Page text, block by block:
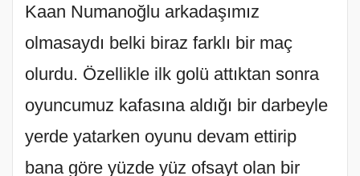
Kaan Numanoğlu arkadaşımız
olmasaydı belki biraz farklı bir maç
olurdu. Özellikle ilk golü attıktan sonra
oyuncumuz kafasına aldığı bir darbeyle
yerde yatarken oyunu devam ettirip
bana göre yüzde yüz ofsayt olan bir